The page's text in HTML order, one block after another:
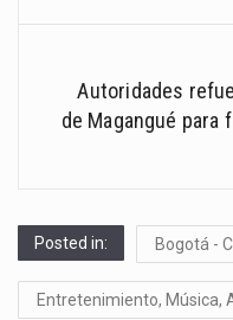
Autoridades
de Magangué
Posted in: Bogotá -
Entretenimiento, Música,